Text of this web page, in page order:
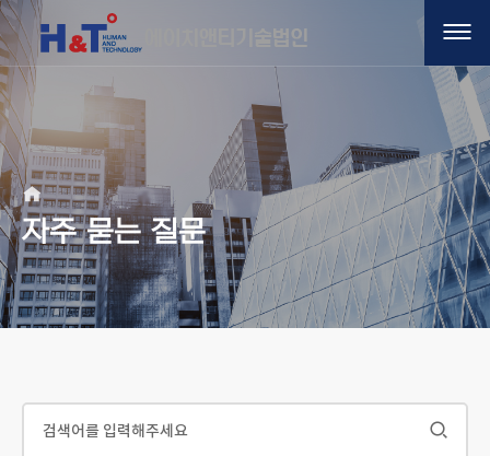
자주 묻는 질문